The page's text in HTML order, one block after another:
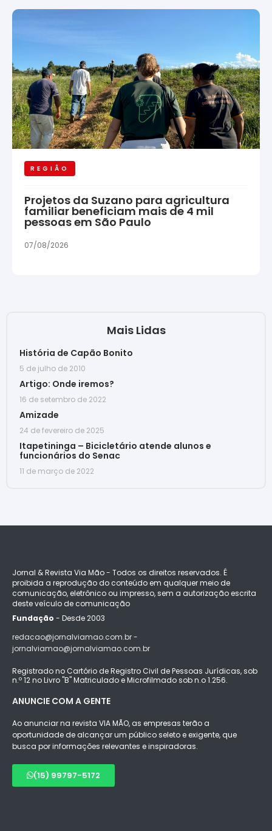
REGIÃO
Projetos da Suzano para agricultura
familiar beneficiam mais de 4 mil
pessoas em São Paulo
07/08/2026
Mais Lidas
História de Capão Bonito
5 de julho de 2010
Artigo: Onde iremos?
16 de setembro de 2022
Amizade
24 de fevereiro de 2025
Itapetininga – Bicicletário atende alunos e
funcionários do Senac
11 de março de 2022
Jornal & Revista Via Mão - Todos os direitos reservados. É
proibida a reprodução do conteúdo em qualquer meio de
comunicação, eletrônico ou impresso, sem a autorização escrita
deste veículo de comunicação
Fundação - Desde 2003
redacao@jornalviamao.com.br -
jornalviamao@jornalviamao.com.br
Registrado no Cartório de Registro Civil de Pessoas Jurídicas, sob
n.º 12 no Livro "B" Matriculado e Microfilmado sob n.o 1.256.
ANUNCIE COM A GENTE
Ao anunciar na revista VIA MÃO, as empresas terão a
oportunidade de alcançar um público seleto e exigente, que
busca por informações relevantes e inspiradoras.
(15) 99797-5172